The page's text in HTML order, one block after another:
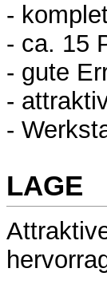
-
- ca. 15
- gute
-
-
LAGE